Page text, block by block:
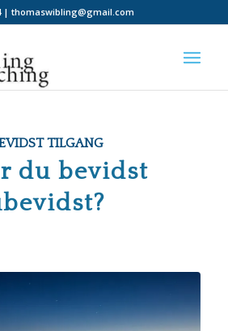
| thomaswibling@gmail.com
TILGANG
du bevidst